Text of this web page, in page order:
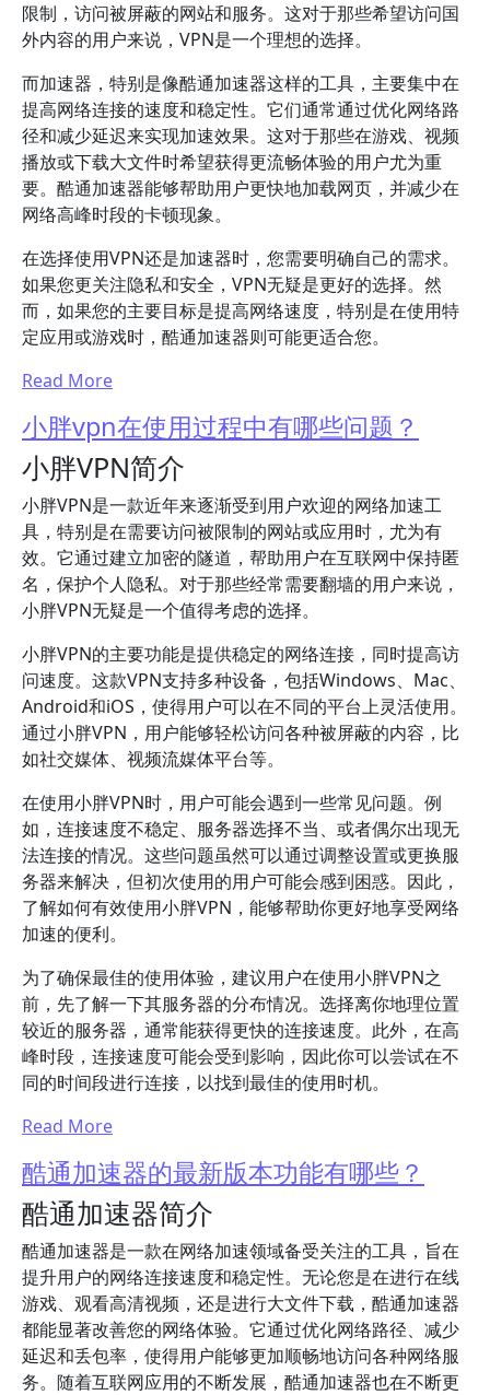
限制，访问被屏蔽的网站和服务。这对于那些希望访问国
外内容的用户来说，VPN是一个理想的选择。
而加速器，特别是像酷通加速器这样的工具，主要集中在
提高网络连接的速度和稳定性。它们通常通过优化网络路
径和减少延迟来实现加速效果。这对于那些在游戏、视频
播放或下载大文件时希望获得更流畅体验的用户尤为重
要。酷通加速器能够帮助用户更快地加载网页，并减少在
网络高峰时段的卡顿现象。
在选择使用VPN还是加速器时，您需要明确自己的需求。
如果您更关注隐私和安全，VPN无疑是更好的选择。然
而，如果您的主要目标是提高网络速度，特别是在使用特
定应用或游戏时，酷通加速器则可能更适合您。
Read More
小胖vpn在使用过程中有哪些问题？
小胖VPN简介
小胖VPN是一款近年来逐渐受到用户欢迎的网络加速工
具，特别是在需要访问被限制的网站或应用时，尤为有
效。它通过建立加密的隧道，帮助用户在互联网中保持匿
名，保护个人隐私。对于那些经常需要翻墙的用户来说，
小胖VPN无疑是一个值得考虑的选择。
小胖VPN的主要功能是提供稳定的网络连接，同时提高访
问速度。这款VPN支持多种设备，包括Windows、Mac、
Android和iOS，使得用户可以在不同的平台上灵活使用。
通过小胖VPN，用户能够轻松访问各种被屏蔽的内容，比
如社交媒体、视频流媒体平台等。
在使用小胖VPN时，用户可能会遇到一些常见问题。例
如，连接速度不稳定、服务器选择不当、或者偶尔出现无
法连接的情况。这些问题虽然可以通过调整设置或更换服
务器来解决，但初次使用的用户可能会感到困惑。因此，
了解如何有效使用小胖VPN，能够帮助你更好地享受网络
加速的便利。
为了确保最佳的使用体验，建议用户在使用小胖VPN之
前，先了解一下其服务器的分布情况。选择离你地理位置
较近的服务器，通常能获得更快的连接速度。此外，在高
峰时段，连接速度可能会受到影响，因此你可以尝试在不
同的时间段进行连接，以找到最佳的使用时机。
Read More
酷通加速器的最新版本功能有哪些？
酷通加速器简介
酷通加速器是一款在网络加速领域备受关注的工具，旨在
提升用户的网络连接速度和稳定性。无论您是在进行在线
游戏、观看高清视频，还是进行大文件下载，酷通加速器
都能显著改善您的网络体验。它通过优化网络路径、减少
延迟和丢包率，使得用户能够更加顺畅地访问各种网络服
务。随着互联网应用的不断发展，酷通加速器也在不断更